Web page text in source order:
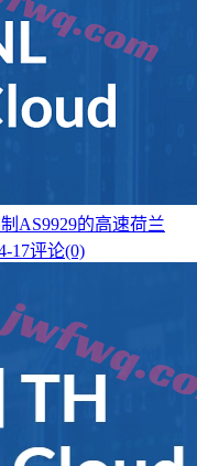
AS9929的高速荷兰
17评论(0)